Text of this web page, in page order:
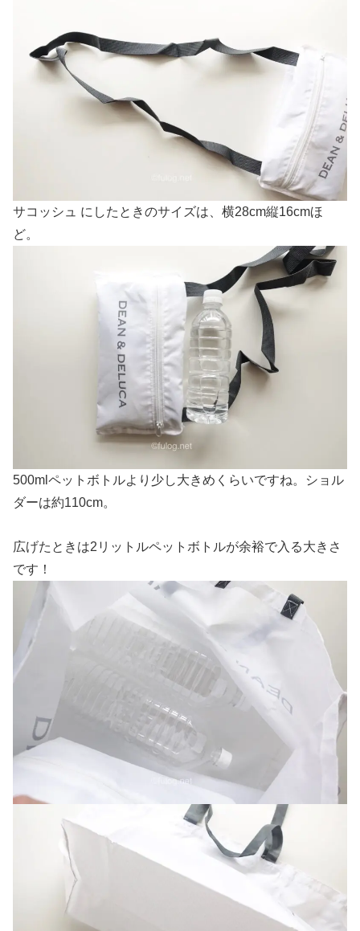
サコッシュ にしたときのサイズは、横28cm縦16cmほ
ど。
500mlペットボトルより少し大きめくらいですね。ショル
ダーは約110cm。
広げたときは2リットルペットボトルが余裕で入る大きさ
です！